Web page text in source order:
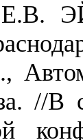
//